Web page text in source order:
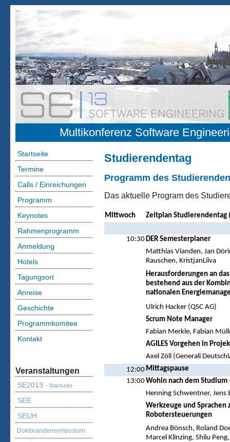
Multikonferenz Software
Startseite
Termine
Calls / Einreichungen
Programm
Keynotes
Rahmenprogramm
Anmeldung
Hotels
Tagungsort
Anreise
Geschichte
Programmkomitee
Kontakt
Veranstaltungen
SE2013 - Startseite
SEE
SEUH
Doktorandensymposium
Studierendentag
Programm des
Das aktuelle Program des
Mittwoch Zeitplan Studierendentag
10:30 DER Semesterplaner
Matthias Vianden, Jan
Rauschen, KristjanLiiva
Herausforderungen an
bestehend aus der
nationalen
Ulrich Hacker (QSC AG)
Scrum Note Manager
Fabian Merkle, Fabian
AGILES Vorgehen in
Axel Zöll (Generali
12:00 Mittagspause
13:00Wohin nach dem
Henning Schwentner, Jens
Werkzeuge und
Robotersteuerungen
Andrea Bönsch, Roland
Marcel Klinzing, Shilu